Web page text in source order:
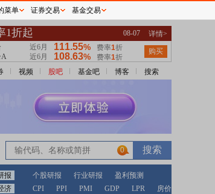
视频 股吧 基金吧 博客 搜索
0
报 个股研报 行业研报
盈利预测
济 CPI PPI PMI GDP LPR 房价
菜单 证券交易 基金交易